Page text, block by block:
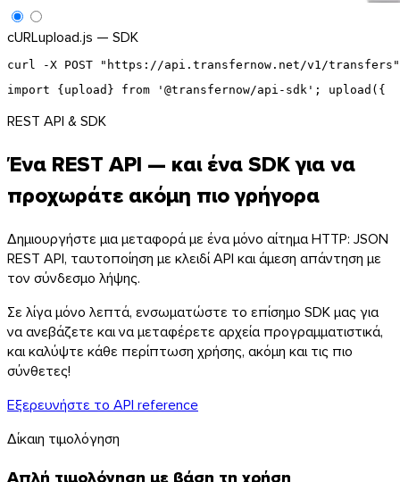
iOS
cURLupload.js — SDK
curl -X POST "https://api.transfernow.net/v1/
import {upload} from '@transfernow/api-sdk';
upload({
REST API & SDK
Ένα REST API — και ένα SDK για να
προχωράτε ακόμη πιο γρήγορα
Δημιουργήστε μια μεταφορά με ένα μόνο αίτημα HTTP: JSON
REST API, ταυτοποίηση με κλειδί API και άμεση απάντηση με
τον σύνδεσμο λήψης.
Σε λίγα μόνο λεπτά, ενσωματώστε το επίσημο SDK μας για
να ανεβάζετε και να μεταφέρετε αρχεία προγραμματιστικά,
και καλύψτε κάθε περίπτωση χρήσης, ακόμη και τις πιο
σύνθετες!
Εξερευνήστε το API reference
Δίκαιη τιμολόγηση
Απλή τιμολόγηση με βάση τη χρήση